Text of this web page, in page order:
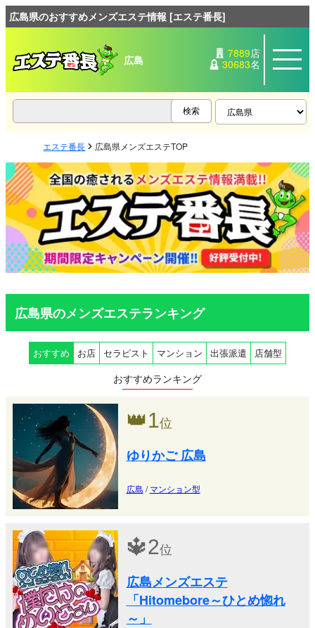
広島県のおすすめメンズエステ情報 [エステ番長]
広島 7889店
30683名
エステ番長 広島県メンズエステTOP
広島県のメンズエステランキング
おすすめ お店 セラピスト マンション 出張派遣 店舗型
おすすめランキング
👑1位
ゆりかご 広島
広島 /マンション型
🔱2位
広島メンズエステ
「Hitomebore～ひとめ惚れ
～」